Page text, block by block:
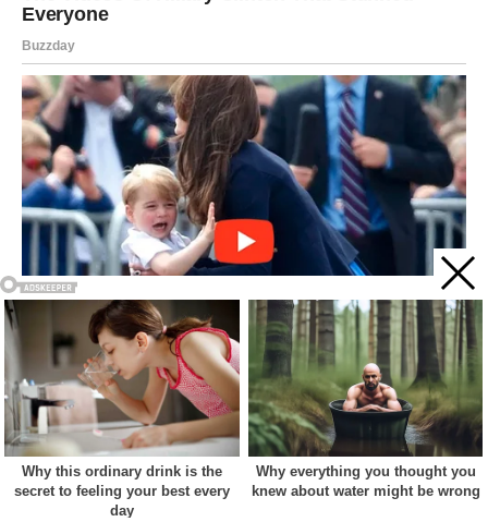
Acest site web folosește cookie-uri pentru a vă îmbunătăți
experiența. Vom presupune că sunteți de acord cu asta dacă
vă continuați navigarea.
Cookie settings ACCEPT